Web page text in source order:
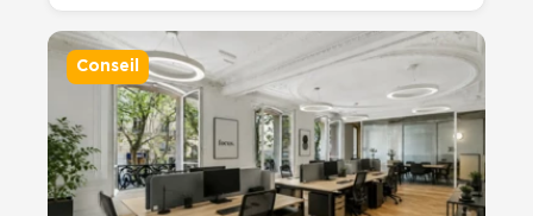
Livrets blancs & Études
Cas Clients
Conseil